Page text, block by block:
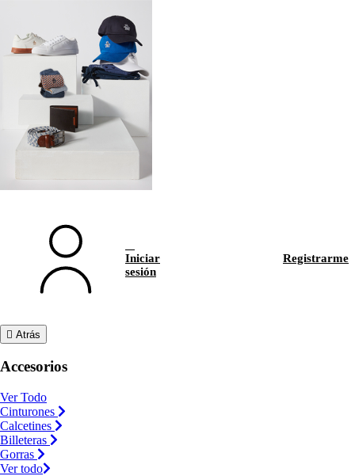
Iniciar
sesión
Registrarme
Atrás
Accesorios
Ver Todo
Cinturones
Calcetines
Billeteras
Gorras
Ver todo